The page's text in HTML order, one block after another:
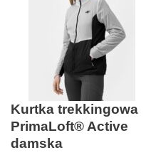
Kurtka trekkingowa
PrimaLoft® Active
damska